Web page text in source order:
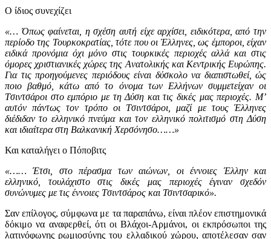
Ο ίδιος συνεχίζει
«… Όπως φαίνεται, η σχέση αυτή είχε αρχίσει, ειδικότερα, από την
περίοδο της Τουρκοκρατίας, τότε που οι Έλληνες, ως έμποροι, είχαν
ειδικά προνόμια όχι μόνο στις τουρκικές περιοχές αλλά και στις
όμορες χριστιανικές χώρες της Aνατολικής και Kεντρικής Eυρώπης.
Για τις προηγούμενες περιόδους είναι δύσκολο να διαπιστωθεί, ώς
ποιο βαθμό, κάτω από το όνομα των Eλλήνων συμμετείχαν οι
Tσιντσάροι στο εμπόριο με τη Δύση και τις δικές μας περιοχές. M’
αυτόν πάντως τον τρόπο οι Tσιντσάροι, μαζί με τους Έλληνες
διέδιδαν το ελληνικό πνεύμα και τον ελληνικό πολιτισμό στη Δύση
και ιδιαίτερα στη Bαλκανική Xερσόνησο……»
Και καταλήγει ο Πόποβιτς
«…… Έτσι, στο πέρασμα των αιώνων, οι έννοιες Έλλην και
ελληνικό, τουλάχιστο στις δικές μας περιοχές έγιναν σχεδόν
συνώνυμες με τις έννοιες Tσιντσάρος και Τσιντσαρικό».
Σαν επίλογος, σύμφωνα με τα παραπάνω, είναι πλέον επιστημονικά
δόκιμο να αναφερθεί, ότι οι Βλάχοι-Αρμάνοι, οι εκπρόσωποι της
λατινόφωνης ρωμιοσύνης του ελλαδικού χώρου, αποτέλεσαν σαν